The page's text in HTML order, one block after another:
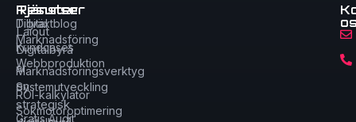
Laiout
Digitalbyrå
är
en
strategisk
Tjänster
Digital
Marknadsföring
Webbproduktion
Systemutveckling
Sökmotoroptimering
Resurser
Tillväxtblog
Kundcases
Marknadsföringsverktyg
ROI-kalkylator
Gratis Audit